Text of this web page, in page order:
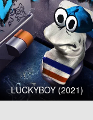
LUCKYBOY (2021)